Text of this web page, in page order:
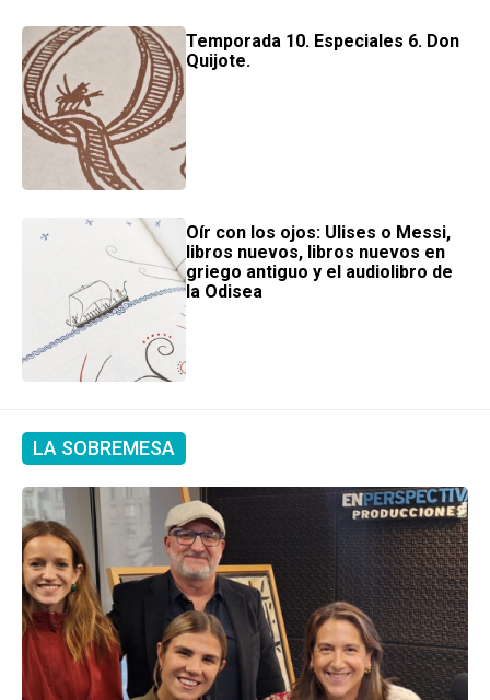
Temporada 10. Especiales 6. Don
Quijote.
Oír con los ojos: Ulises o Messi,
libros nuevos, libros nuevos en
griego antiguo y el audiolibro de
la Odisea
LA SOBREMESA